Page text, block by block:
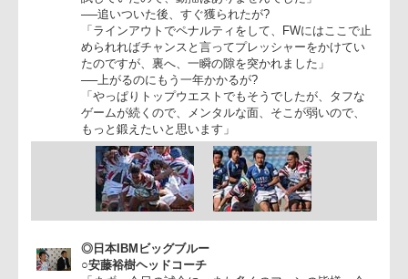
──終了2分前にタッチを狙わなかったのは?
「そこで僕がもっとFWの選手をコントロールできれ
よかったのですが。そこに関しては後悔しています。
しかし、ラインアウトがあれだけ取れていなかったの
で、選択する自信はなかったというのが本音です」
──ウェブ選手の交代は？
「まあ、ああいう形も想定内で、考えうるメンバーを
試していたので、動揺はありませんでした」
──追いついた後、すぐ獲られたが?
「ラインアウトでペナルティをして、FWにはここで
められればチャンスと言ってプレッシャーをかけてい
たのですが、裏へ、一瞬の隙を突かれました」
「やっぱりトップウエストでもそうでしたが、タフな
ゲームが続くので、メンタルな面、そこが弱いので、